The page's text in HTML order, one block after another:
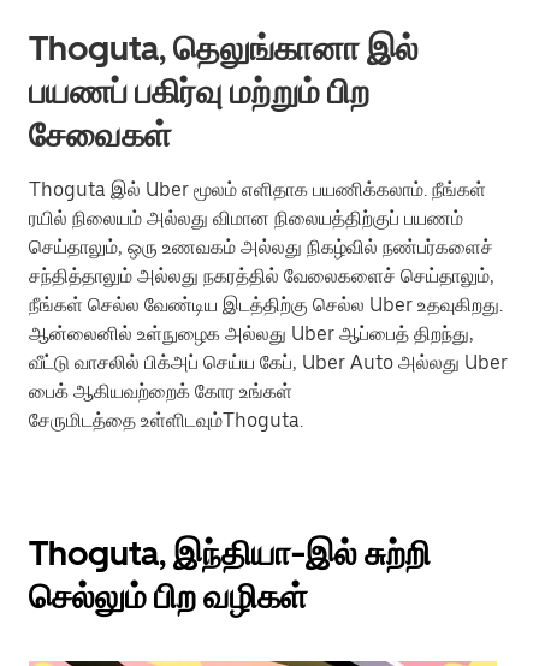
Thoguta, தெலுங்கானா இல்
பயணப் பகிர்வு மற்றும் பிற
சேவைகள்
Thoguta இல் Uber மூலம் எளிதாக பயணிக்கலாம். நீங்கள்
ரயில் நிலையம் அல்லது விமான நிலையத்திற்குப் பயணம்
செய்தாலும், ஒரு உணவகம் அல்லது நிகழ்வில் நண்பர்களைச்
சந்தித்தாலும் அல்லது நகரத்தில் வேலைகளைச் செய்தாலும்,
நீங்கள் செல்ல வேண்டிய இடத்திற்கு செல்ல Uber உதவுகிறது.
ஆன்லைனில் உள்நுழைக அல்லது Uber ஆப்பைத் திறந்து,
வீட்டு வாசலில் பிக்அப் செய்ய கேப், Uber Auto அல்லது Uber
பைக் ஆகியவற்றைக் கோர உங்கள்
சேருமிடத்தை உள்ளிடவும்Thoguta.
Thoguta, இந்தியா-இல் சுற்றி
செல்லும் பிற வழிகள்